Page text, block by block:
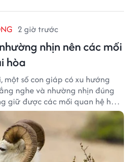
2 giờ trước
nhịn nên các mối
hòa
một số con giáp có xu hướng
nghe và nhường nhịn đúng
giữ được các mối quan hệ hài
mến từ những người xung